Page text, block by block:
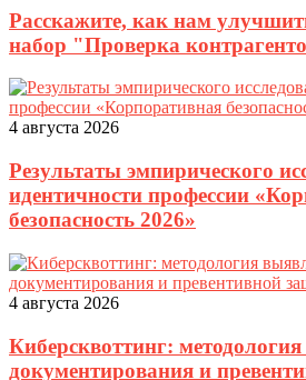
Расскажите, как нам
набор "Проверка
4 августа 2026
Результаты эмпирического
идентичности профессии
безопасность 2026»
4 августа 2026
Киберсквоттинг:
документирования и